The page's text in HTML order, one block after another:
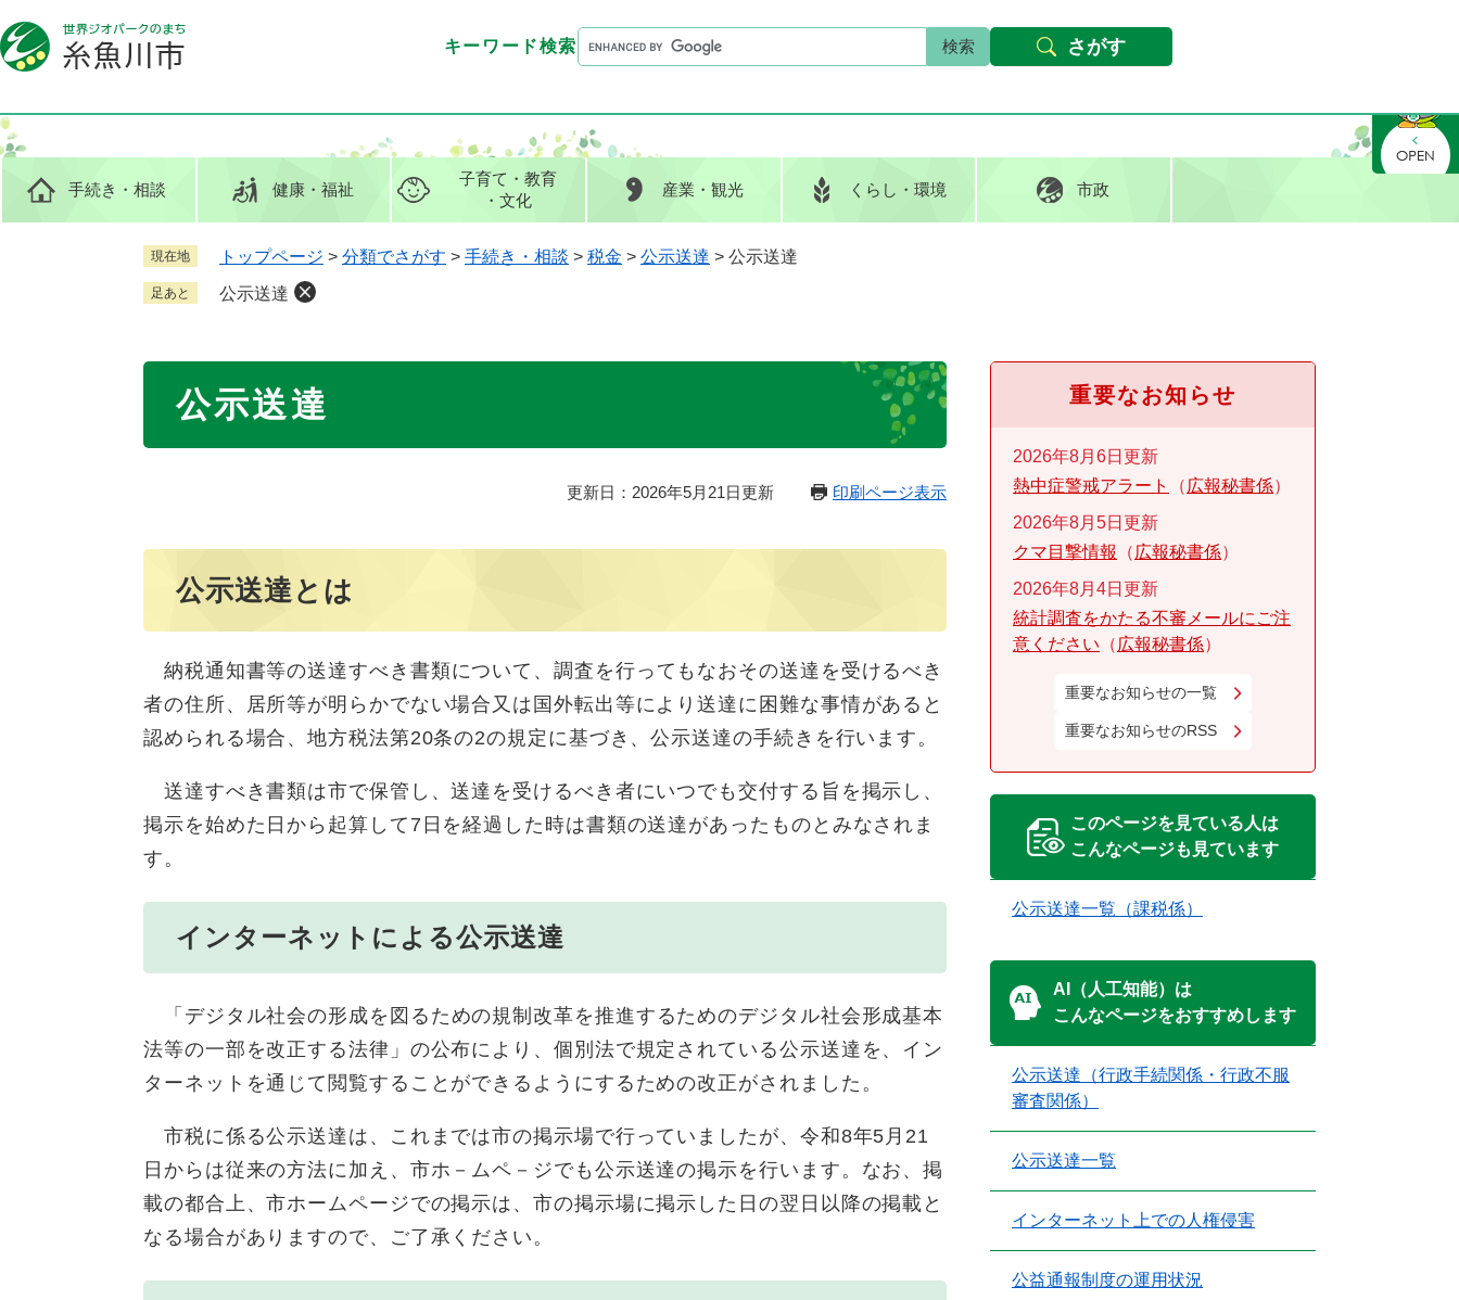
ー
ジ
先
頭
。
ニ
ュ
を
飛
て
本文へ Foreign languages
キーワード検索G
o
e
カ
手続き ・相談 健康・福祉
子育て ・教育
・文化
産業 ・観光 くらし ・環境 市政
キーワード検索
G
o
g
l
ス
タ
さがす
現在地 トップページ > 分類でさがす > 手続き・相談 > 税金 > 公示送達 > 公示送達
足あと 公示送達
公示送達
更新日：2026年5月21日更新 印刷ページ表示
公示送達とは
納税通知書等の送達すべき書類について、調査を行ってもなおその送達を受けるべき
者の住所、居所等が明らかでない場合又は国外転出等により送達に困難な事情があると
認められる場合、地方税法第20条の2の規定に基づき、公示送達の手続きを行います。
送達すべき書類は市で保管し、送達を受けるべき者にいつでも交付する旨を掲示し、
掲示を始めた日から起算して7日を経過した時は書類の送達があったものとみなされま
す。
インターネットによる公示送達
「デジタル社会の形成を図るための規制改革を推進するためのデジタル社会形成基本
法等の一部を改正する法律」の公布により、個別法で規定されている公示送達を、イン
ターネットを通じて閲覧することができるようにするための改正がされました。
市税に係る公示送達は、これまでは市の掲示場で行っていましたが、令和8年5月21
日からは従来の方法に加え、市ホ－ムペ－ジでも公示送達の掲示を行います。なお、掲
載の都合上、市ホームページでの掲示は、市の掲示場に掲示した日の翌日以降の掲載と
なる場合がありますので、ご了承ください。
重要なお知らせ
2026年8月6日更新
熱中症警戒アラート
広報秘書係
2026年8月5日更新
クマ目撃情報
広報秘書係
2026年8月4日更新
統計調査をかたる不審メールにご注
意ください
広報秘書係
重要なお知らせの一覧
重要なお知らせのRSS
このページを見ている人は
こんなページも見ています
公示送達一覧（課税係）
AI（人工知能）は
こんなページをおすすめします
公示送達（行政手続関係・行政不服
審査関係）
公示送達一覧
インターネット上での人権侵害
公益通報制度の運用状況